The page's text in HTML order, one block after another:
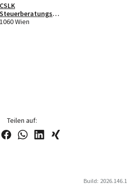
CSLK
Steuerberatungs
GmbH
1060 Wien
Teilen auf:
Build: 2026.146.1